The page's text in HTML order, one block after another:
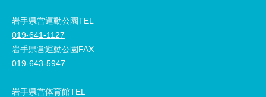
岩手県営運動公園TEL
019-641-1127
岩手県営運動公園FAX
019-643-5947
岩手県営体育館TEL